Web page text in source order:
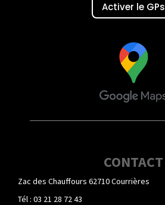
Activer le GPs
CONTACT
Zac des Chauffours 62710 Courrières
Tél : 03 21 28 72 43